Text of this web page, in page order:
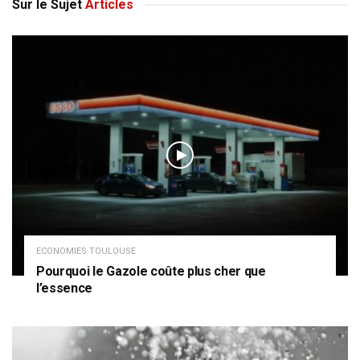
Sur le Sujet Articles
ECONOMIES TOULOUSE
Pourquoi le Gazole coûte plus cher que
l’essence